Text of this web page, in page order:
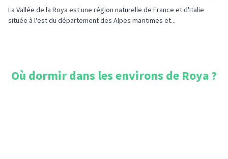
La Vallée de la Roya est une région naturelle de France et d'Italie
située à l'est du département des Alpes maritimes et...
Où dormir dans les environs de Roya ?